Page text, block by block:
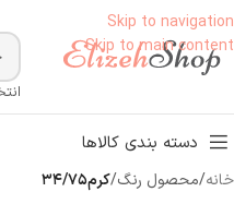
Skip to navigation
Skip to main content
دسته بندی کالاها
خانه/محصول رنگ/کرم۳۴/۷۵